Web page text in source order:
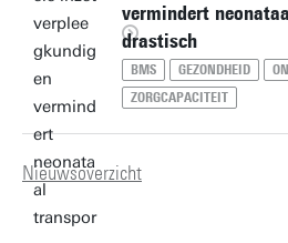
vermindert
drastisch
BMS GEZONDHEID
ZORGCAPACITEIT
Nieuwsoverzicht